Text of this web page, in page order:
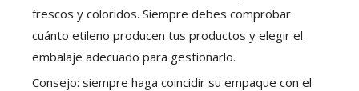
frescos y coloridos. Siempre debes comprobar
cuánto etileno producen tus productos y elegir el
embalaje adecuado para gestionarlo.
Consejo: siempre haga coincidir su empaque con el